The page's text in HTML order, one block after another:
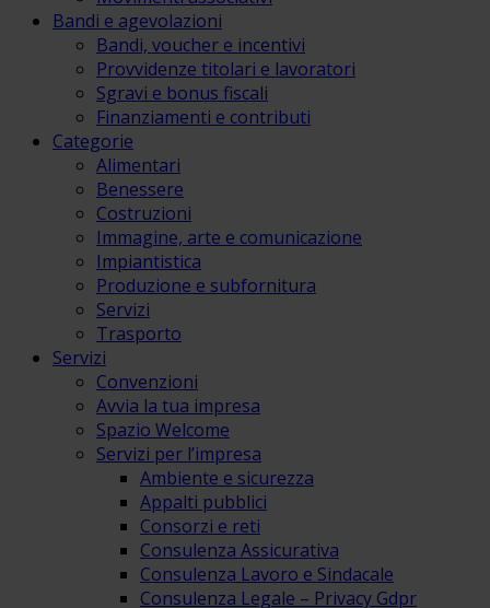
Bandi e agevolazioni
Bandi, voucher e incentivi
Provvidenze titolari e lavoratori
Sgravi e bonus fiscali
Finanziamenti e contributi
Categorie
Alimentari
Benessere
Costruzioni
Immagine, arte e comunicazione
Impiantistica
Produzione e subfornitura
Servizi
Trasporto
Servizi
Convenzioni
Avvia la tua impresa
Spazio Welcome
Servizi per l’impresa
Ambiente e sicurezza
Appalti pubblici
Consorzi e reti
Consulenza Assicurativa
Consulenza Lavoro e Sindacale
Consulenza Legale – Privacy Gdpr